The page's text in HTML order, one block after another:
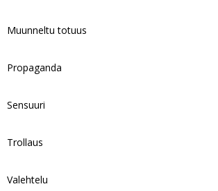
Muunneltu totuus
Propaganda
Sensuuri
Trollaus
Valehtelu